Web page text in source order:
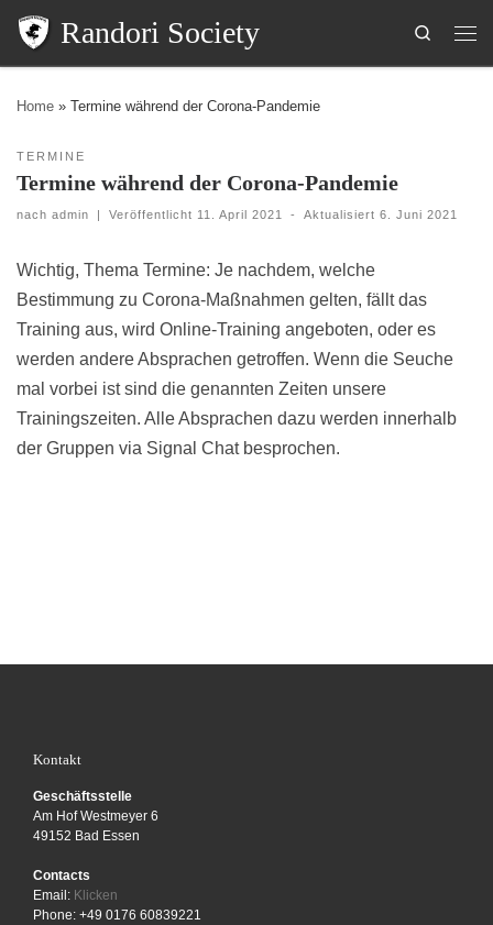
Randori Society Search
Home » Termine während der Corona-Pandemie
TERMINE
Termine während der Corona-Pandemie
nach admin | Veröffentlicht 11. April 2021 - Aktualisiert6. Juni 2021
Wichtig, Thema Termine: Je nachdem, welche
Bestimmung zu Corona-Maßnahmen gelten, fällt das
Training aus, wird Online-Training angeboten, oder es
werden andere Absprachen getroffen. Wenn die Seuche
mal vorbei ist sind die genannten Zeiten unsere
Trainingszeiten. Alle Absprachen dazu werden innerhalb
der Gruppen via Signal Chat besprochen.
Kontakt
Geschäftsstelle
Am Hof Westmeyer 6
49152 Bad Essen
Contacts
Email: Klicken
Phone: +49 0176 60839221